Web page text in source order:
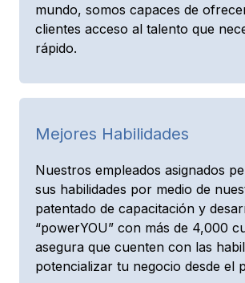
mundo, somos capaces de
clientes acceso al talento que
rápido.
Mejores Habilidades
Nuestros empleados asignados
sus habilidades por medio de
patentado de capacitación y
“powerYOU” con más de 4,000
asegura que cuenten con las
potencializar tu negocio desde el